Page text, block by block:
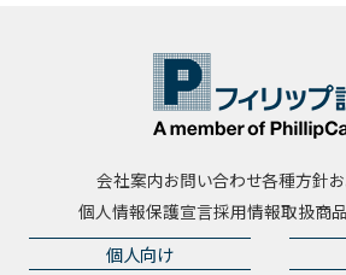
会社案内お問い合わせ各種方針
個人情報保護宣言採用情報取扱商
個人向け